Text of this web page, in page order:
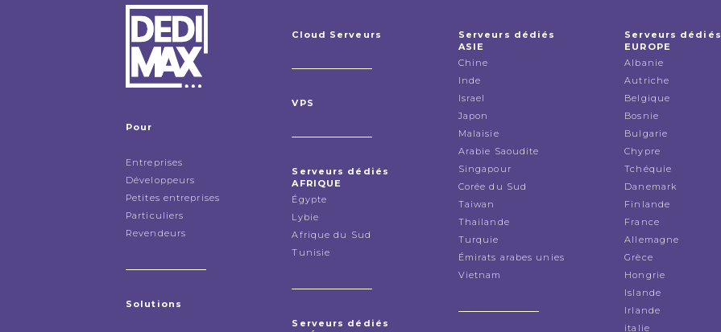
Pour
Entreprises
Développeurs
Petites entreprises
Particuliers
Revendeurs
Solutions
Cloud Serveurs
VPS
Serveurs dédiés
AFRIQUE
Égypte
Lybie
Afrique du Sud
Tunisie
Serveurs dédiés
Serveurs dédiés
ASIE
Chine
Inde
Israel
Japon
Malaisie
Arabie Saoudite
Singapour
Corée du Sud
Taiwan
Thailande
Turquie
Émirats arabes unies
Vietnam
Serveurs dédiés
EUROPE
Albanie
Autriche
Belgique
Bosnie
Bulgarie
Chypre
Tchéquie
Danemark
Finlande
France
Allemagne
Grèce
Hongrie
Islande
Irlande
italie